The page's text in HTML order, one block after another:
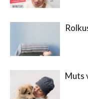
Muts